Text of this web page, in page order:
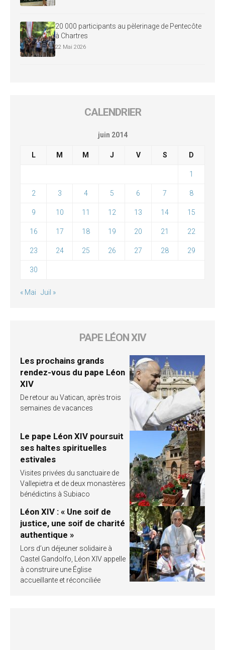
20 000 participants au pèlerinage de Pentecôte
à Chartres
22 Mai 2026
CALENDRIER
juin 2014
L M M J V S D
1
2 3 4 5 6 7 8
9 10 11 12 13 14 15
16 17 18 19 20 21 22
23 24 25 26 27 28 29
30
« Mai Juil »
PAPE LÉON XIV
Les prochains grands
rendez-vous du pape Léon
XIV
De retour au Vatican, après trois
semaines de vacances
Le pape Léon XIV poursuit
ses haltes spirituelles
estivales
Visites privées du sanctuaire de
Vallepietra et de deux monastères
bénédictins à Subiaco
Léon XIV : « Une soif de
justice, une soif de charité
authentique »
Lors d’un déjeuner solidaire à
Castel Gandolfo, Léon XIV appelle
à construire une Église
accueillante et réconciliée